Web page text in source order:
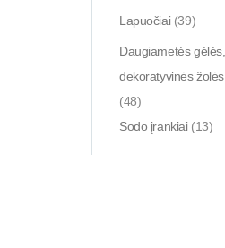
Lapuočiai (39)
Daugiametės gėlės,
dekoratyvinės žolės
(48)
Sodo įrankiai (13)